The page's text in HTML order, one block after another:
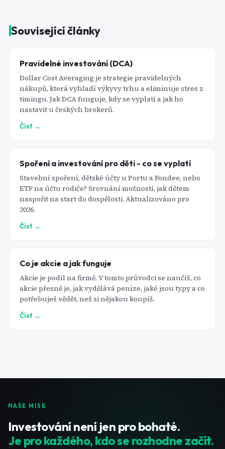
Související články
Pravidelné investování (DCA)
Dollar Cost Averaging je strategie pravidelných
nákupů, která vyhladí výkyvy trhu a eliminuje stres z
timingu. Jak DCA funguje, kdy se vyplatí a jak ho
nastavit u českých brokerů.
Číst →
Spoření a investování pro děti - co se vyplatí
Stavební spoření, dětské účty u Portu a Fondee, nebo
ETF na účtu rodiče? Srovnání možností, jak dětem
naspořit na start do dospělosti. Aktualizováno pro
2026.
Číst →
Co je akcie a jak funguje
Akcie je podíl na firmě. V tomto průvodci se naučíš, co
akcie přesně je, jak vydělává peníze, jaké jsou typy a co
potřebuješ vědět, než si nějakou koupíš.
Číst →
NAŠE MISE
Investování není jen pro bohaté.
Je pro každého, kdo se rozhodne začít.